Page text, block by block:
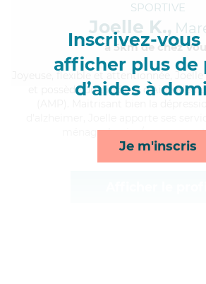
Inscrivez-vous
afficher plus de
d’aides à
Je m'inscris
SPORTIVE
Joelle K.,
à 5km de chez
, flexible et attentionnée, Joelle
et possède un diplôme d'Aide
ménage, lessive/repassage